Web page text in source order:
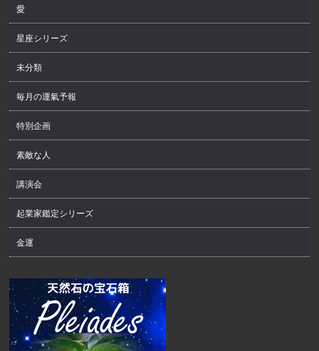
愛
星座シリーズ
未分類
毎月の運氣予報
特別企画
素敵な人
講演会
起業家鑑定シリーズ
金運